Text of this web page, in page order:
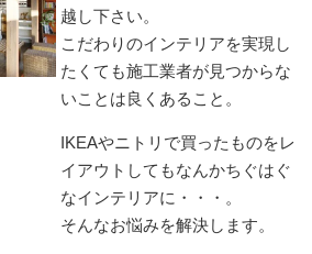
越し下さい。
こだわりのインテリアを実現し
たくても施工業者が見つからな
いことは良くあること。
IKEAやニトリで買ったものをレ
イアウトしてもなんかちぐはぐ
なインテリアに・・・。
そんなお悩みを解決します。